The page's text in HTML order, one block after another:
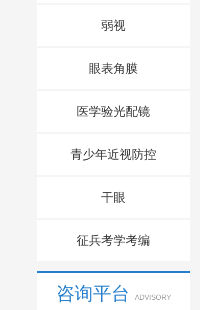
弱视
眼表角膜
医学验光配镜
青少年近视防控
干眼
征兵考学考编
咨询平台 ADVISORY